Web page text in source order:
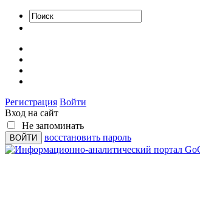
Регистрация Войти
Вход на сайт
Не запоминать
восстановить пароль